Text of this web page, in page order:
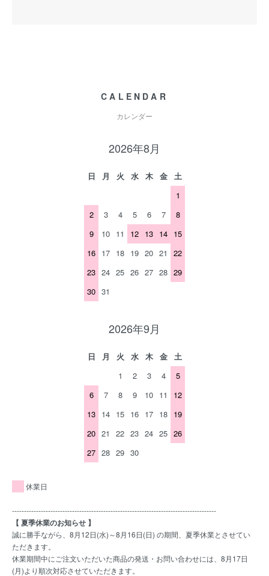
CALENDAR
カレンダー
2026年8月
日 月 火 水 木 金
土
1
2
3 4 5 6 7
8
9
10 11 12 13 14 15
16 17 18 19 20 21
22
23 24 25 26 27 28 29
30 31
2026年9月
日 月 火 水 木 金
土
1
2 3 4
5
6
7 8 9 10 11
12
13 14 15 16 17 18 19
20 21 22 23 24 25 26
27 28 29 30
休業日
-------------------------------------------------------------------------------------
【 夏季休業のお知らせ 】
誠に勝手ながら、8月12日(水)～8月16日(日) の期間、夏季休業とさせてい
ただきます。
休業期間中にご注文いただいた商品の発送・お問い合わせには、8月17日
(月)より順次対応させていただきます。